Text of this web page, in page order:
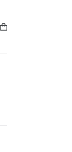
Varukorg